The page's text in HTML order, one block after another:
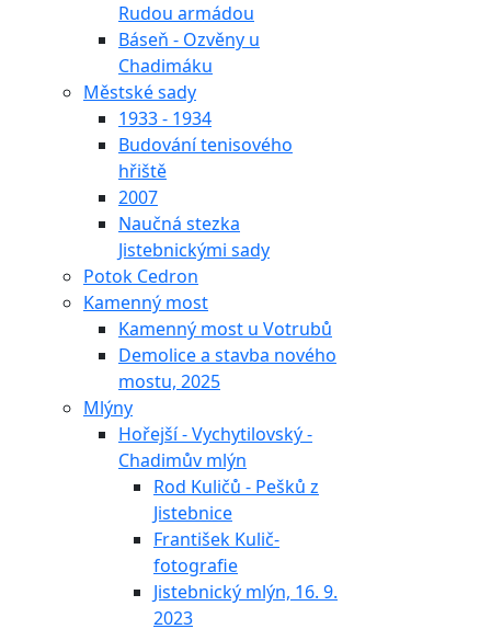
Rudou armádou
Báseň - Ozvěny u
Chadimáku
Městské sady
1933 - 1934
Budování tenisového
hřiště
2007
Naučná stezka
Jistebnickými sady
Potok Cedron
Kamenný most
Kamenný most u Votrubů
Demolice a stavba nového
mostu, 2025
Mlýny
Hořejší - Vychytilovský -
Chadimův mlýn
Rod Kuličů - Pešků z
Jistebnice
František Kulič-
fotografie
Jistebnický mlýn, 16. 9.
2023